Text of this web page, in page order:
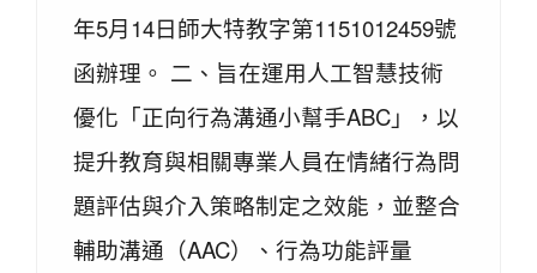
年5月14日師大特教字第1151012459號
函辦理。 二、旨在運用人工智慧技術
優化「正向行為溝通小幫手ABC」，以
提升教育與相關專業人員在情緒行為問
題評估與介入策略制定之效能，並整合
輔助溝通（AAC）、行為功能評量